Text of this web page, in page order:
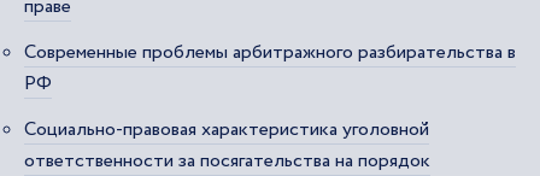
праве
Современные проблемы арбитражного разбирательства в
РФ
Социально-правовая характеристика уголовной
ответственности за посягательства на порядок